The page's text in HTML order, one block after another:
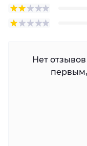
Расширение
коммерческих
Дополнение
Нет
первым,